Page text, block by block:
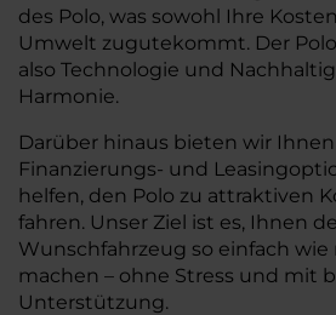
des Polo, was sowohl Ihre
Umwelt zugutekommt. Der
also Technologie und
Harmonie.
Darüber hinaus bieten wir
Finanzierungs- und
helfen, den Polo zu attraktiven
fahren. Unser Ziel ist es, Ihnen
Wunschfahrzeug so einfach wie
machen – ohne Stress und mit
Unterstützung.